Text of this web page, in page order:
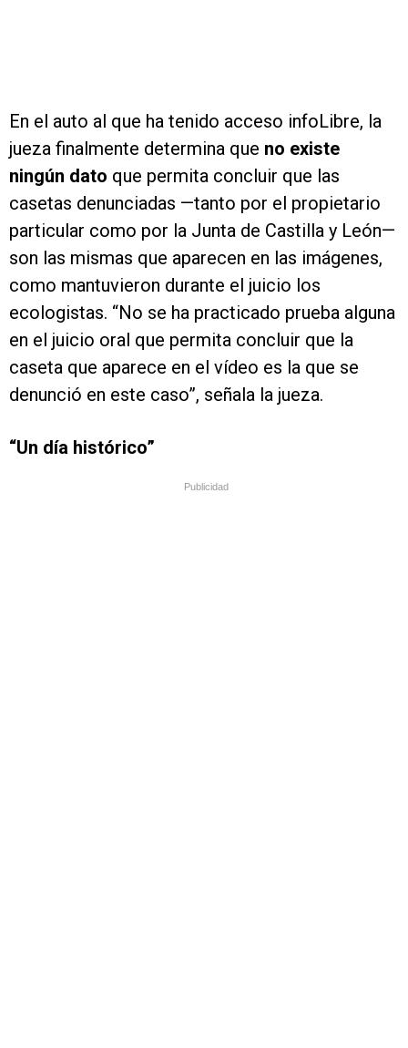
En el auto al que ha tenido acceso infoLibre, la
jueza finalmente determina que no existe
ningún dato que permita concluir que las
casetas denunciadas —tanto por el propietario
particular como por la Junta de Castilla y León—
son las mismas que aparecen en las imágenes,
como mantuvieron durante el juicio los
ecologistas. “No se ha practicado prueba alguna
en el juicio oral que permita concluir que la
caseta que aparece en el vídeo es la que se
denunció en este caso”, señala la jueza.
“Un día histórico”
Publicidad